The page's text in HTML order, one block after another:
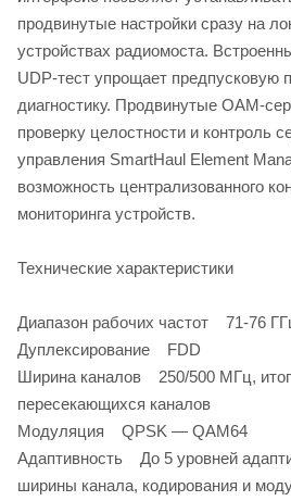
продвинутые настройки сразу на
устройствах радиомоста.
UDP-тест упрощает предпусковую
диагностику. Продвинутые OAM-
проверку целостности и контроль
управления SmartHaul Element
возможность централизованного
мониторинга устройств.
Технические характеристики
Диапазон рабочих частот 71-76
Дуплексирование FDD
Ширина каналов 250/500 МГц,
пересекающихся каналов
Модуляция QPSK — QAM64
Адаптивность До 5 уровней
ширины канала, кодирования и